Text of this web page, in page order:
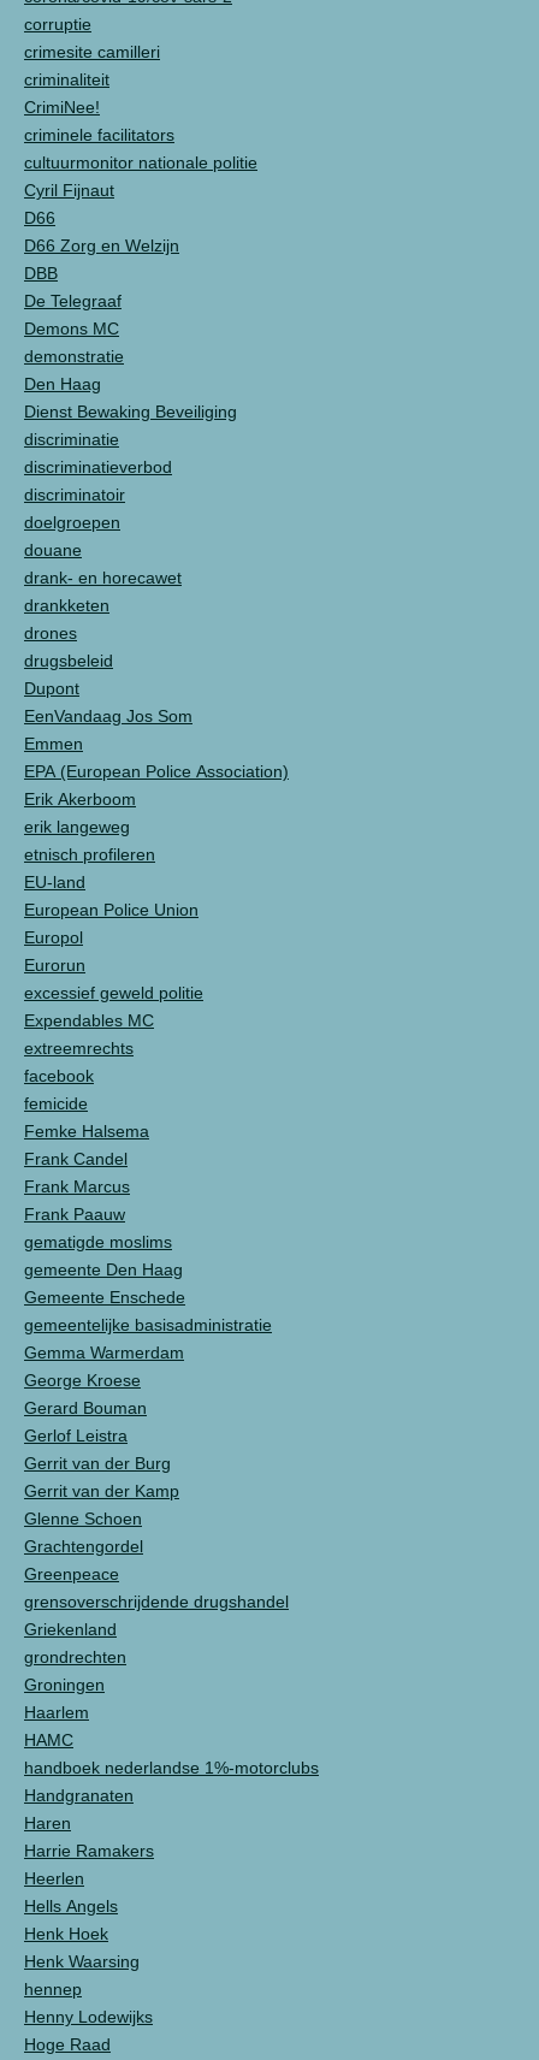
corruptie
crimesite camilleri
criminaliteit
CrimiNee!
criminele facilitators
cultuurmonitor nationale politie
Cyril Fijnaut
D66
D66 Zorg en Welzijn
DBB
De Telegraaf
Demons MC
demonstratie
Den Haag
Dienst Bewaking Beveiliging
discriminatie
discriminatieverbod
discriminatoir
doelgroepen
douane
drank- en horecawet
drankketen
drones
drugsbeleid
Dupont
EenVandaag Jos Som
Emmen
EPA (European Police Association)
Erik Akerboom
erik langeweg
etnisch profileren
EU-land
European Police Union
Europol
Eurorun
excessief geweld politie
Expendables MC
extreemrechts
facebook
femicide
Femke Halsema
Frank Candel
Frank Marcus
Frank Paauw
gematigde moslims
gemeente Den Haag
Gemeente Enschede
gemeentelijke basisadministratie
Gemma Warmerdam
George Kroese
Gerard Bouman
Gerlof Leistra
Gerrit van der Burg
Gerrit van der Kamp
Glenne Schoen
Grachtengordel
Greenpeace
grensoverschrijdende drugshandel
Griekenland
grondrechten
Groningen
Haarlem
HAMC
handboek nederlandse 1%-motorclubs
Handgranaten
Haren
Harrie Ramakers
Heerlen
Hells Angels
Henk Hoek
Henk Waarsing
hennep
Henny Lodewijks
Hoge Raad